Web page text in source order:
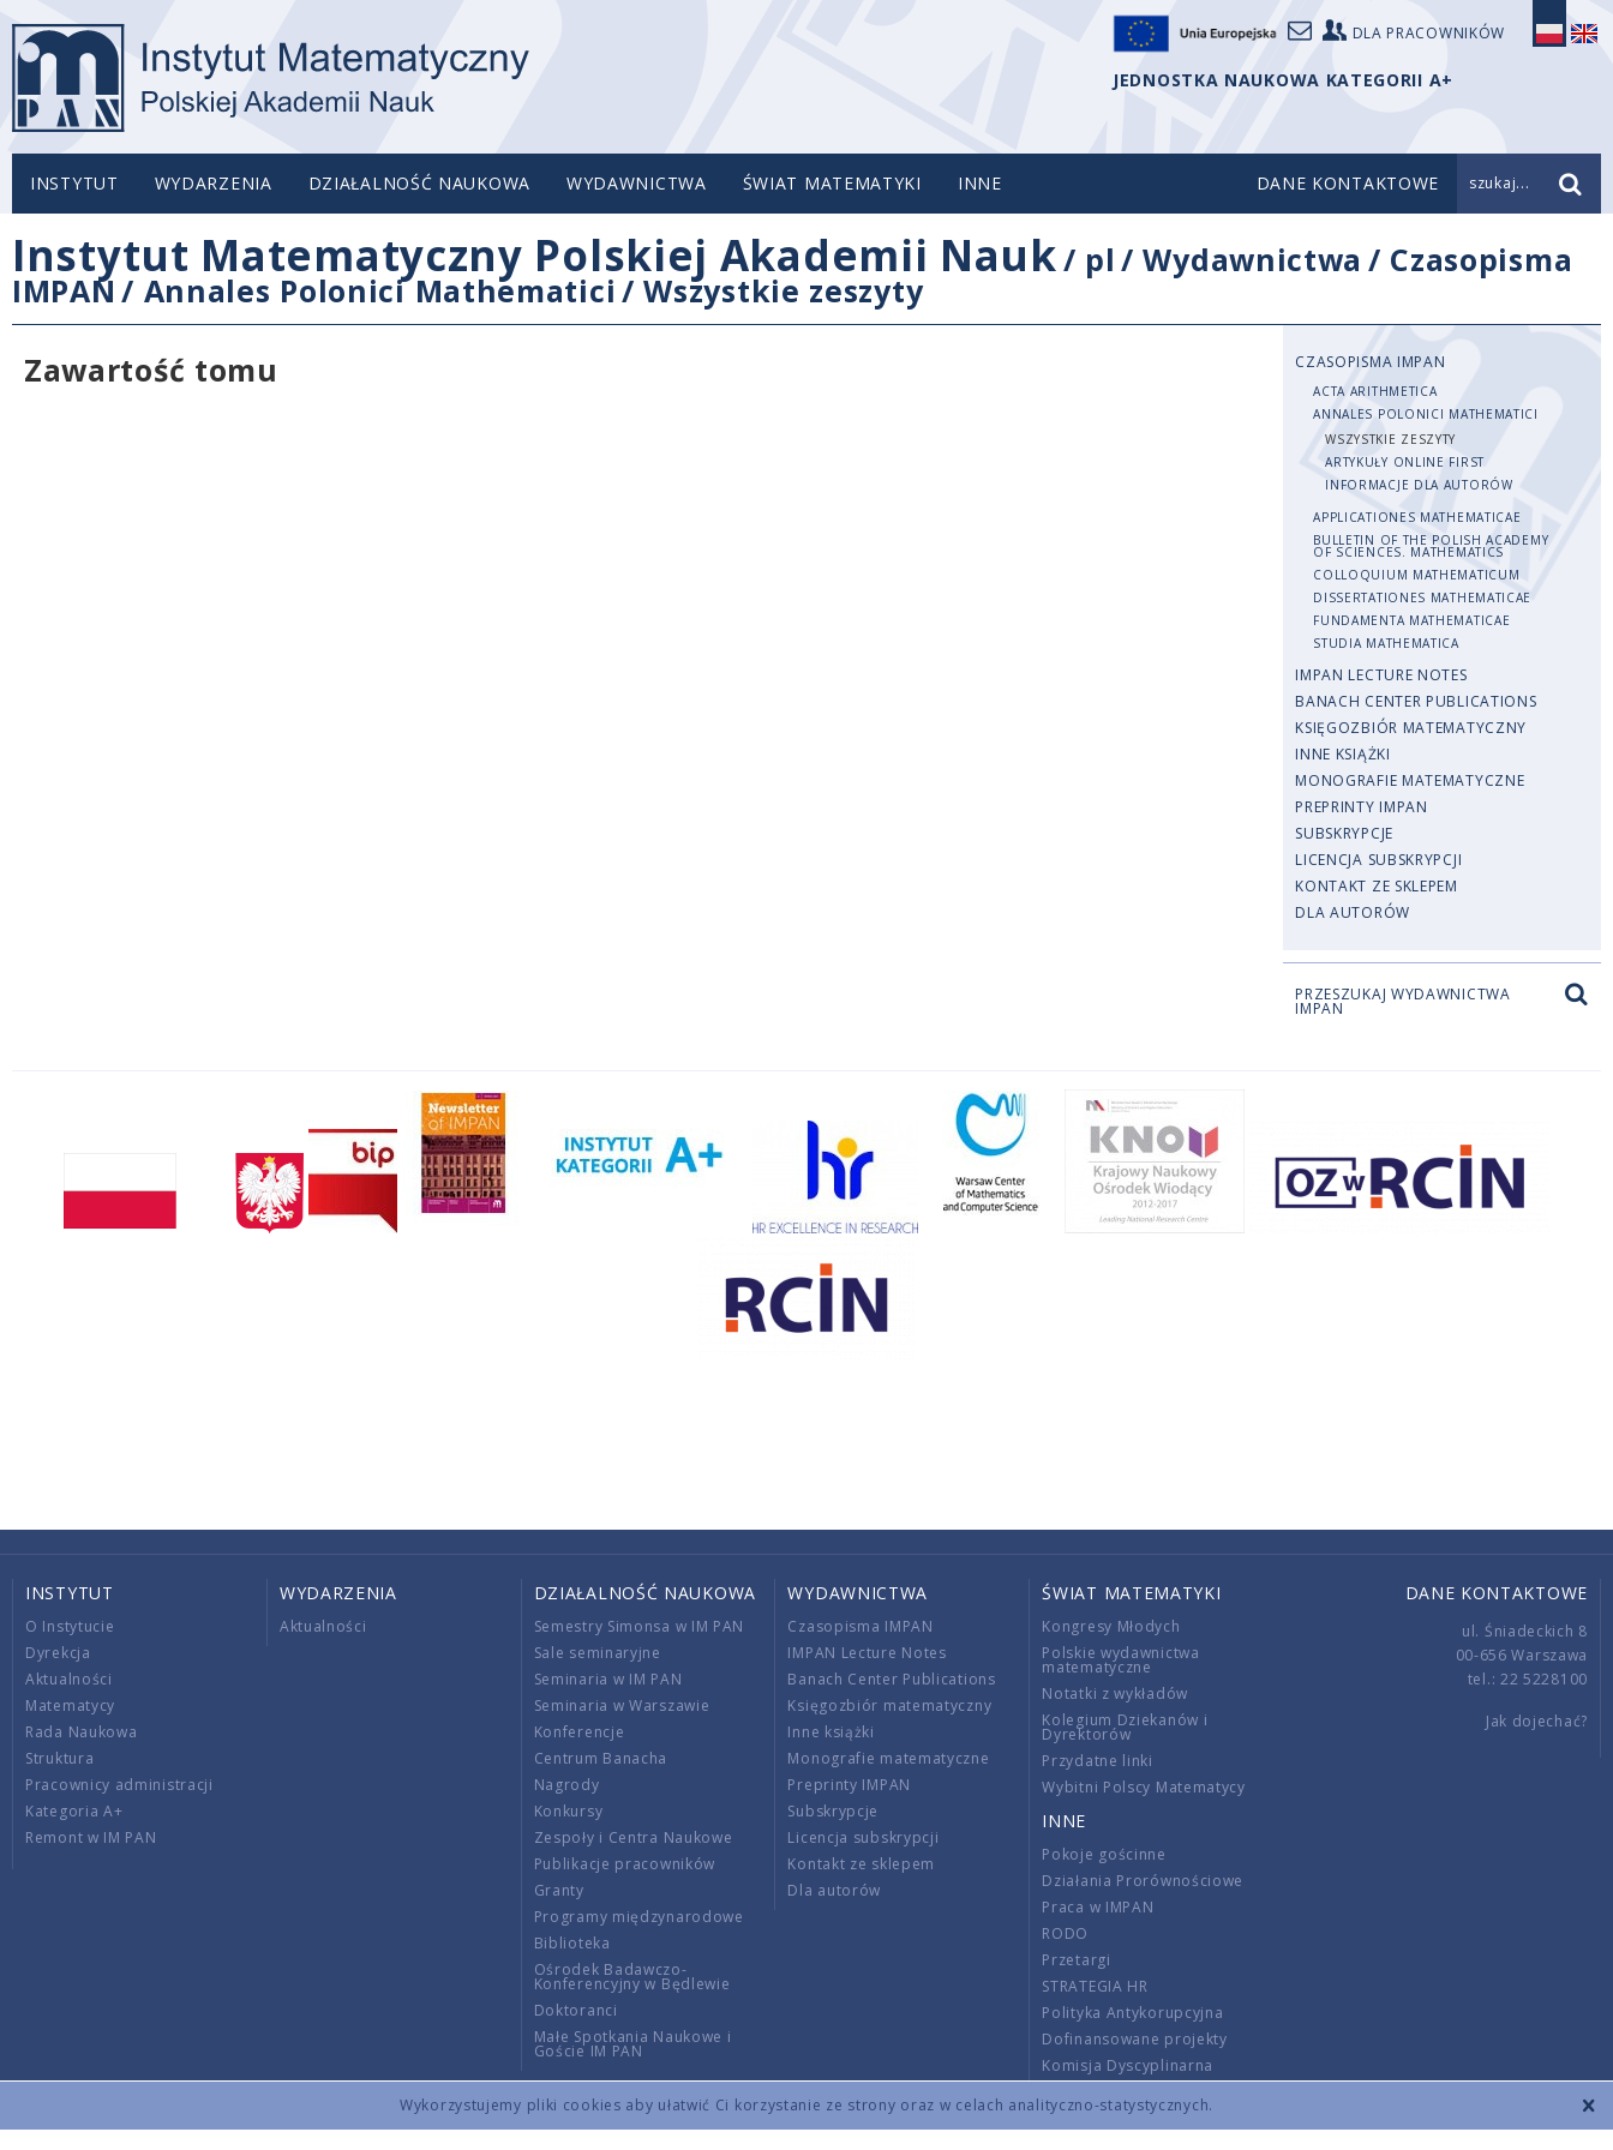
Wykorzystujemy pliki cookies aby ułatwić Ci korzystanie ze strony oraz w celach analityczno-statystycznych.
DLA PRACOWNIKÓW
JEDNOSTKA NAUKOWA KATEGORII A+
INSTYTUT WYDARZENIA DZIAŁALNOŚĆ NAUKOWA WYDAWNICTWA ŚWIAT MATEMATYKI INNE DANE KONTAKTOWE szukaj...
Instytut Matematyczny Polskiej Akademii Nauk/ pl /Wydawnictwa / Czasopisma
IMPAN / Annales Polonici Mathematici /Wszystkie zeszyty
Zawartość tomu
CZASOPISMA IMPAN
ACTA ARITHMETICA
ANNALES POLONICI MATHEMATICI
WSZYSTKIE ZESZYTY
ARTYKUŁY ONLINE FIRST
INFORMACJE DLA AUTORÓW
APPLICATIONES MATHEMATICAE
BULLETIN OF THE POLISH ACADEMY
OF SCIENCES. MATHEMATICS
COLLOQUIUM MATHEMATICUM
DISSERTATIONES MATHEMATICAE
FUNDAMENTA MATHEMATICAE
STUDIA MATHEMATICA
IMPAN LECTURE NOTES
BANACH CENTER PUBLICATIONS
KSIĘGOZBIÓR MATEMATYCZNY
INNE KSIĄŻKI
MONOGRAFIE MATEMATYCZNE
PREPRINTY IMPAN
SUBSKRYPCJE
LICENCJA SUBSKRYPCJI
KONTAKT ZE SKLEPEM
DLA AUTORÓW
PRZESZUKAJ WYDAWNICTWA
IMPAN
INSTYTUT
O Instytucie
Dyrekcja
Aktualności
Matematycy
Rada Naukowa
Struktura
Pracownicy administracji
Kategoria A+
Remont w IM PAN
WYDARZENIA
Aktualności
DZIAŁALNOŚĆ NAUKOWA
Semestry Simonsa w IM PAN
Sale seminaryjne
Seminaria w IM PAN
Seminaria w Warszawie
Konferencje
Centrum Banacha
Nagrody
Konkursy
Zespoły i Centra Naukowe
Publikacje pracowników
Granty
Programy międzynarodowe
Biblioteka
Ośrodek Badawczo-
Konferencyjny w Będlewie
Doktoranci
Małe Spotkania Naukowe i
Goście IM PAN
WYDAWNICTWA
Czasopisma IMPAN
IMPAN Lecture Notes
Banach Center Publications
Księgozbiór matematyczny
Inne książki
Monografie matematyczne
Preprinty IMPAN
Subskrypcje
Licencja subskrypcji
Kontakt ze sklepem
Dla autorów
ŚWIAT MATEMATYKI
Kongresy Młodych
Polskie wydawnictwa
matematyczne
Notatki z wykładów
Kolegium Dziekanów i
Dyrektorów
Przydatne linki
Wybitni Polscy Matematycy
INNE
Pokoje gościnne
Działania Prorównościowe
Praca w IMPAN
RODO
Przetargi
STRATEGIA HR
Polityka Antykorupcyjna
Dofinansowane projekty
Komisja Dyscyplinarna
Wnoszenie opłat
DANE KONTAKTOWE
ul. Śniadeckich 8
00-656 Warszawa
tel.: 22 5228100
Jak dojechać?